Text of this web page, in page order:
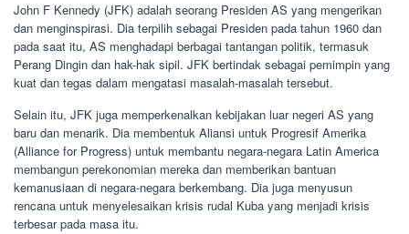
John F Kennedy (JFK) adalah seorang Presiden AS yang mengerikan
dan menginspirasi. Dia terpilih sebagai Presiden pada tahun 1960 dan
pada saat itu, AS menghadapi berbagai tantangan politik, termasuk
Perang Dingin dan hak-hak sipil. JFK bertindak sebagai pemimpin yang
kuat dan tegas dalam mengatasi masalah-masalah tersebut.
Selain itu, JFK juga memperkenalkan kebijakan luar negeri AS yang
baru dan menarik. Dia membentuk Aliansi untuk Progresif Amerika
(Alliance for Progress) untuk membantu negara-negara Latin America
membangun perekonomian mereka dan memberikan bantuan
kemanusiaan di negara-negara berkembang. Dia juga menyusun
rencana untuk menyelesaikan krisis rudal Kuba yang menjadi krisis
terbesar pada masa itu.